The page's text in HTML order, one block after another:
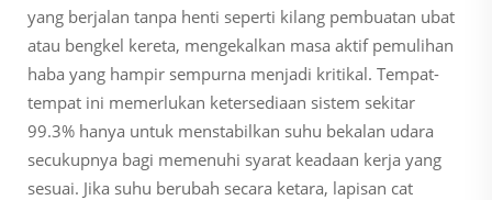
yang berjalan tanpa henti seperti kilang pembuatan ubat
atau bengkel kereta, mengekalkan masa aktif pemulihan
haba yang hampir sempurna menjadi kritikal. Tempat-
tempat ini memerlukan ketersediaan sistem sekitar
99.3% hanya untuk menstabilkan suhu bekalan udara
secukupnya bagi memenuhi syarat keadaan kerja yang
sesuai. Jika suhu berubah secara ketara, lapisan cat